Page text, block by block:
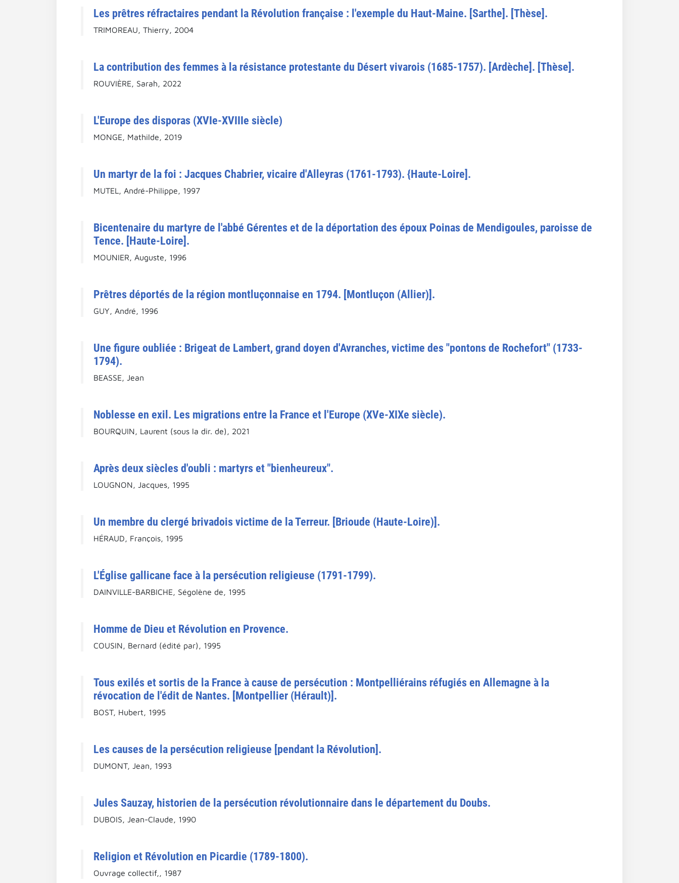
Les prêtres réfractaires pendant la Révolution française : l'exemple du Haut-Maine. [Sarthe]. [Thèse].
TRIMOREAU, Thierry, 2004
La contribution des femmes à la résistance protestante du Désert vivarois (1685-1757). [Ardèche]. [Thèse].
ROUVIÈRE, Sarah, 2022
L'Europe des disporas (XVIe-XVIIIe siècle)
MONGE, Mathilde, 2019
Un martyr de la foi : Jacques Chabrier, vicaire d'Alleyras (1761-1793). {Haute-Loire].
MUTEL, André-Philippe, 1997
Bicentenaire du martyre de l'abbé Gérentes et de la déportation des époux Poinas de Mendigoules, paroisse de
Tence. [Haute-Loire].
MOUNIER, Auguste, 1996
Prêtres déportés de la région montluçonnaise en 1794. [Montluçon (Allier)].
GUY, André, 1996
Une figure oubliée : Brigeat de Lambert, grand doyen d'Avranches, victime des "pontons de Rochefort" (1733-
1794).
BEASSE, Jean
Noblesse en exil. Les migrations entre la France et l'Europe (XVe-XIXe siècle).
BOURQUIN, Laurent (sous la dir. de), 2021
Après deux siècles d'oubli : martyrs et "bienheureux".
LOUGNON, Jacques, 1995
Un membre du clergé brivadois victime de la Terreur. [Brioude (Haute-Loire)].
HÉRAUD, François, 1995
L'Église gallicane face à la persécution religieuse (1791-1799).
DAINVILLE-BARBICHE, Ségolène de, 1995
Homme de Dieu et Révolution en Provence.
COUSIN, Bernard (édité par), 1995
Tous exilés et sortis de la France à cause de persécution : Montpelliérains réfugiés en Allemagne à la
révocation de l'édit de Nantes. [Montpellier (Hérault)].
BOST, Hubert, 1995
Les causes de la persécution religieuse [pendant la Révolution].
DUMONT, Jean, 1993
Jules Sauzay, historien de la persécution révolutionnaire dans le département du Doubs.
DUBOIS, Jean-Claude, 1990
Religion et Révolution en Picardie (1789-1800).
Ouvrage collectif,, 1987